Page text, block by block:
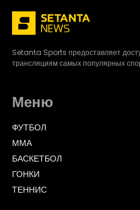
Setanta Sports предоставляет
трансляциям самых популярных
Меню
ФУТБОЛ
ММА
БАСКЕТБОЛ
ГОНКИ
ТЕННИС